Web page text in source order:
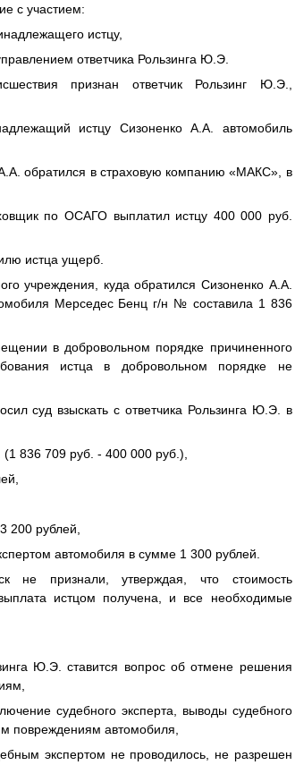
с участием:
истцу,
ответчика Рользинга Ю.Э.
признан ответчик Рользинг Ю.Э.,
истцу Сизоненко А.А. автомобиль
обратился в страховую компанию «МАКС», в
по ОСАГО выплатил истцу 400 000 руб.
истца ущерб.
учреждения, куда обратился Сизоненко А.А.
Мерседес Бенц г/н № составила 1 836
в добровольном порядке причиненного
истца в добровольном порядке не
суд взыскать с ответчика Рользинга Ю.Э. в
836 709 руб. - 400 000 руб.),
200 рублей,
автомобиля в сумме 1 300 рублей.
не признали, утверждая, что стоимость
истцом получена, и все необходимые
Ю.Э. ставится вопрос об отмене решения
судебного эксперта, выводы судебного
повреждениям автомобиля,
экспертом не проводилось, не разрешен